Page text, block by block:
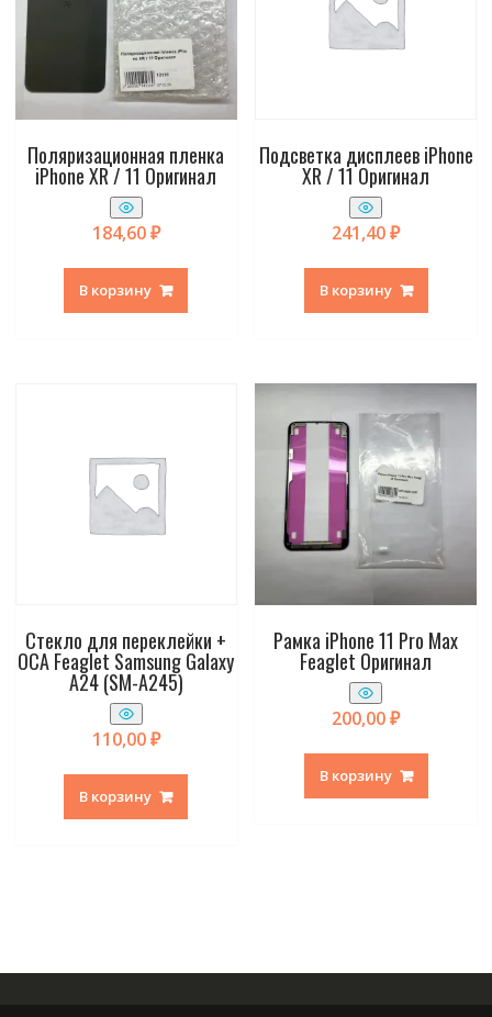
Поляризационная пленка
iPhone XR / 11 Оригинал
184,60₽
В корзину
Подсветка дисплеев iPhone
XR / 11 Оригинал
241,40₽
В корзину
Стекло для переклейки +
OCA Feaglet Samsung Galaxy
A24 (SM-A245)
110,00₽
В корзину
Рамка iPhone 11 Pro Max
Feaglet Оригинал
200,00₽
В корзину